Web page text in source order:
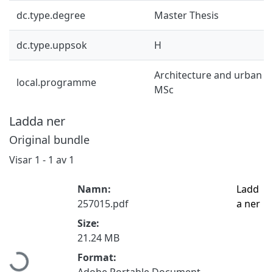
dc.type.degree Master Thesis
dc.type.uppsok H
local.programme
Architecture and urban
MSc
Ladda ner
Original bundle
Visar 1 - 1 av 1
Hämtar...
Namn:
257015.pdf
Size:
21.24 MB
Format:
Ladd
a ner